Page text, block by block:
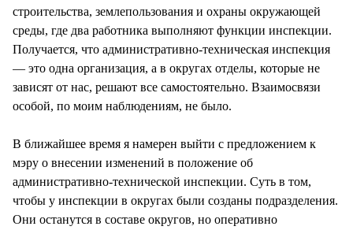
строительства, землепользования и охраны окружающей
среды, где два работника выполняют функции инспекции.
Получается, что административно-техническая инспекция
— это одна организация, а в округах отделы, которые не
зависят от нас, решают все самостоятельно. Взаимосвязи
особой, по моим наблюдениям, не было.
В ближайшее время я намерен выйти с предложением к
мэру о внесении изменений в положение об
административно-технической инспекции. Суть в том,
чтобы у инспекции в округах были созданы подразделения.
Они останутся в составе округов, но оперативно